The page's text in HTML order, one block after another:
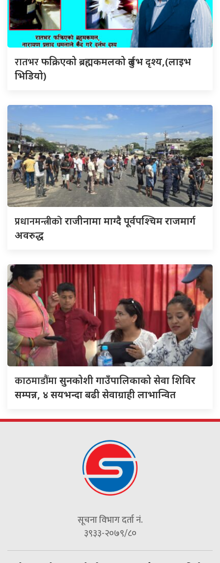
रातभरफक्रिएको ब्रह्मकमलको दुर्लभ दृश्य,(लाइभ
भिडियो)
प्रधानमन्त्रीकोराजीनामा माग्दै पूर्वपश्चिम राजमार्ग
अवरुद्ध
काठमाडौंमासुनकोशी गाउँपालिकाको सेवा शिविर
सम्पन्न, ४ सयभन्दा बढी सेवाग्राही लाभान्वित
सूचना विभाग दर्ता नं.
३९३३-२०७९/८०